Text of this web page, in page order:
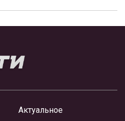
Актуальное